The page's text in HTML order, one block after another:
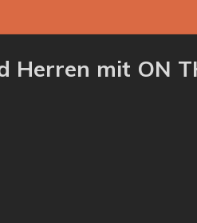
Herren mit ON